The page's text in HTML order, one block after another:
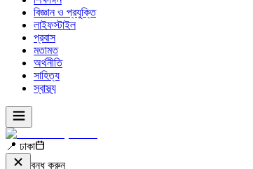
বিজ্ঞান ও প্রযুক্তি
লাইফস্টাইল
প্রবাস
মতামত
অর্থনীতি
সাহিত্য
স্বাস্থ্য
📍 ঢাকা
বন্ধ করুন